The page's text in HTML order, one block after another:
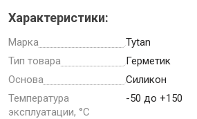
Характеристики:
Марка
Tytan
Тип товара
Герметик
Основа
Силикон
Температура
эксплуатации, °С
-50 до +150
Оборудование для клининга и